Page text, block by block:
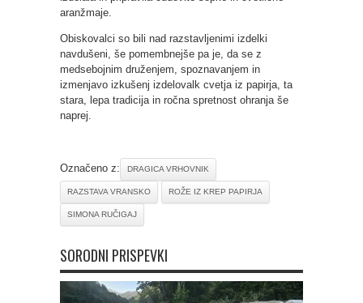
aranžmaje.
Obiskovalci so bili nad razstavljenimi izdelki
navdušeni, še pomembnejše pa je, da se z
medsebojnim druženjem, spoznavanjem in
izmenjavo izkušenj izdelovalk cvetja iz papirja, ta
stara, lepa tradicija in ročna spretnost ohranja še
naprej.
Označeno z: DRAGICA VRHOVNIK
RAZSTAVA VRANSKO ROŽE IZ KREP PAPIRJA
SIMONA RUČIGAJ
SORODNI PRISPEVKI